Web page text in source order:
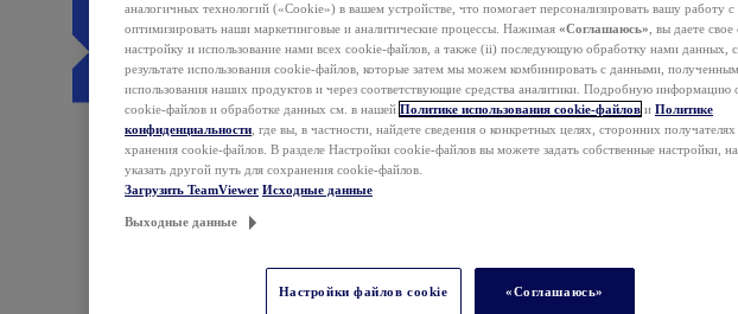
аналогичных технологий («Cookie») в вашем устройстве, что помогает персонализировать вашу работу
оптимизировать наши маркетинговые и аналитические процессы. Нажимая «Соглашаюсь» , вы даете
настройку и использование нами всех cookie-файлов, а также (ii) последующую обработку нами данных,
результате использования cookie-файлов, которые затем мы можем комбинировать с данными,
использования наших продуктов и через соответствующие средства аналитики. Подробную информацию
cookie-файлов и обработке данных см. в нашей Политике использования cookie-файлов и Политике
конфиденциальности , где вы, в частности, найдете сведения о конкретных целях, сторонних
хранения cookie-файлов. В разделе Настройки cookie-файлов вы можете задать собственные настройки,
указать другой путь для сохранения cookie-файлов.
Загрузить TeamViewer Исходные данные
Выходные данные
Настройки файлов cookie «Соглашаюсь»